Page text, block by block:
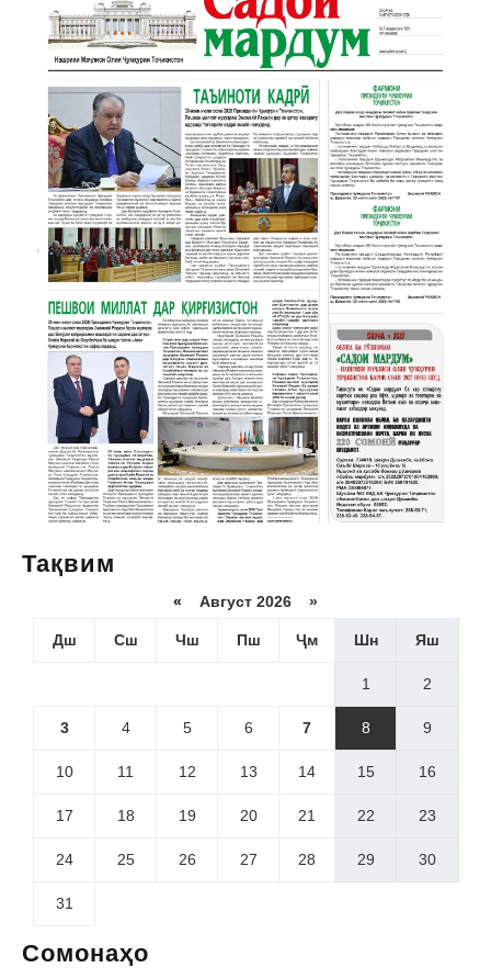
Тақвим
« Август 2026 »
Дш Сш Чш Пш Ҷм Шн Яш
1 2
3 4 5 6 7 8 9
10 11 12 13 14 15 16
17 18 19 20 21 22 23
24 25 26 27 28 29 30
31
Сомонаҳо